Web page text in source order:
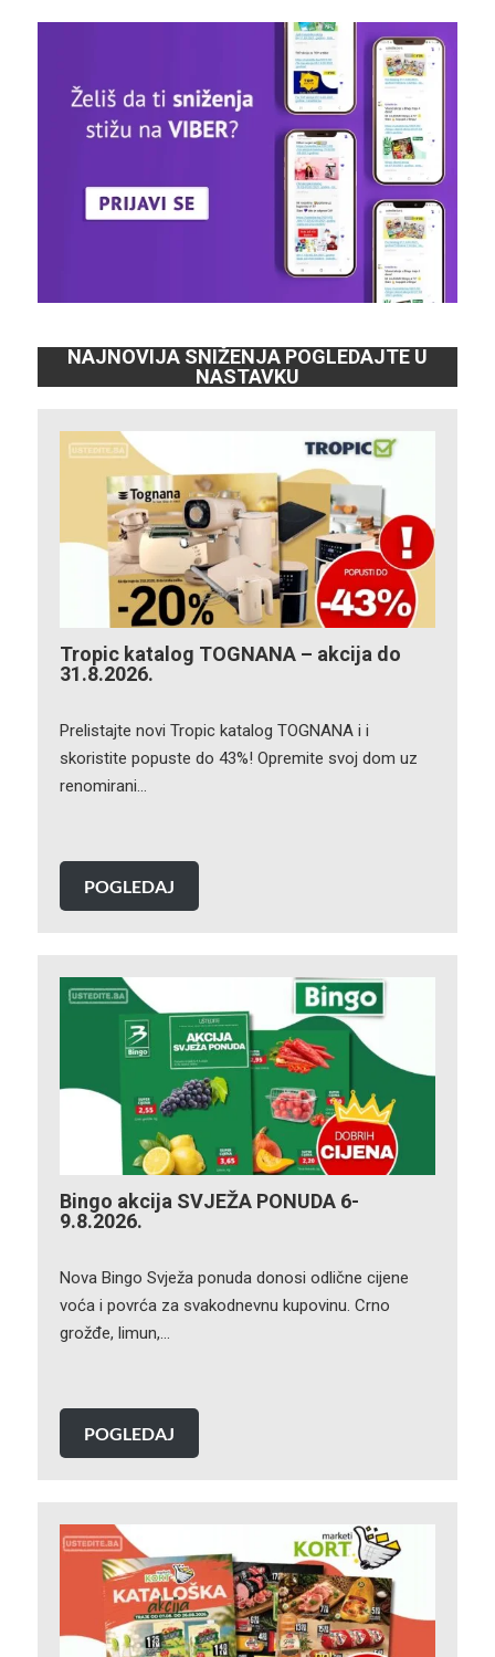
NAJNOVIJA SNIŽENJA POGLEDAJTE U
NASTAVKU
Tropic katalog TOGNANA – akcija do
31.8.2026.
Prelistajte novi Tropic katalog TOGNANA i i
skoristite popuste do 43%! Opremite svoj dom uz
renomirani…
POGLEDAJ
Bingo akcija SVJEŽA PONUDA 6-
9.8.2026.
Nova Bingo Svježa ponuda donosi odlične cijene
voća i povrća za svakodnevnu kupovinu. Crno
grožđe, limun,…
POGLEDAJ